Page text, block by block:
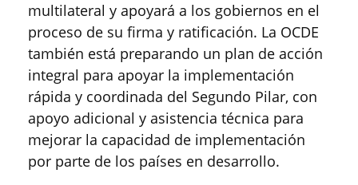
multilateral y apoyará a los gobiernos en el
proceso de su firma y ratificación. La OCDE
también está preparando un plan de acción
integral para apoyar la implementación
rápida y coordinada del Segundo Pilar, con
apoyo adicional y asistencia técnica para
mejorar la capacidad de implementación
por parte de los países en desarrollo.